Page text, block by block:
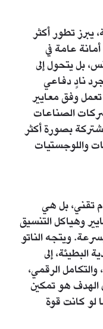
يبرز تطور أكثر
عامة في
بل يتحول إلى
نادٍ دفاعي
وفق معايير
الصناعات
بصورة أكثر
واللوجستيات
تقني، بل هي
وهياكل التنسيق
ويتجه الناتو
البطيئة، إلى
والتكامل الرقمي،
هو تمكين
كانت قوة